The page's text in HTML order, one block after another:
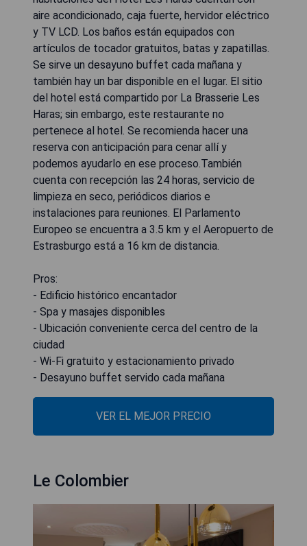
aire acondicionado, caja fuerte, hervidor eléctrico
y TV LCD. Los baños están equipados con
artículos de tocador gratuitos, batas y zapatillas.
Se sirve un desayuno buffet cada mañana y
también hay un bar disponible en el lugar. El sitio
del hotel está compartido por La Brasserie Les
Haras; sin embargo, este restaurante no
pertenece al hotel. Se recomienda hacer una
reserva con anticipación para cenar allí y
podemos ayudarlo en ese proceso.También
cuenta con recepción las 24 horas, servicio de
limpieza en seco, periódicos diarios e
instalaciones para reuniones. El Parlamento
Europeo se encuentra a 3.5 km y el Aeropuerto de
Estrasburgo está a 16 km de distancia.
Pros:
- Edificio histórico encantador
- Spa y masajes disponibles
- Ubicación conveniente cerca del centro de la
ciudad
- Wi-Fi gratuito y estacionamiento privado
- Desayuno buffet servido cada mañana
VER EL MEJOR PRECIO
Le Colombier